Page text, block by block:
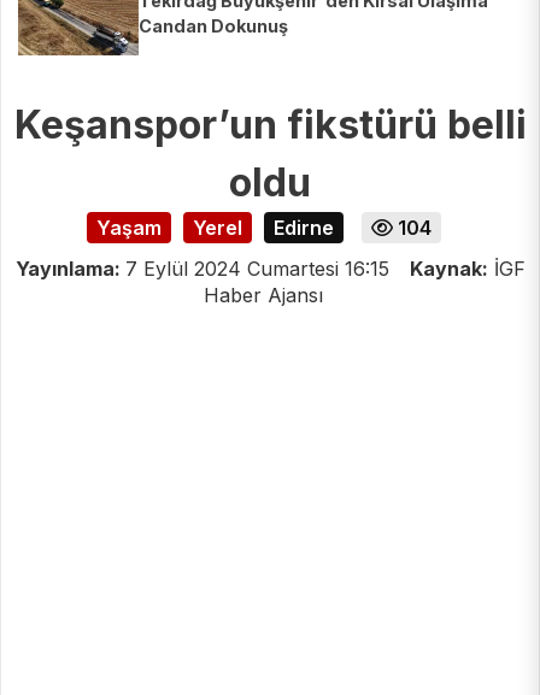
Candan Dokunuş
Keşanspor’un fikstürü belli
oldu
Yaşam Yerel Edirne
104
Yayınlama: 7 Eylül 2024 Cumartesi 16:15 Kaynak: İGF
Haber Ajansı